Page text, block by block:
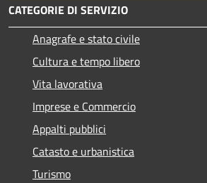
CATEGORIE DI SERVIZIO
Anagrafe e stato civile
Cultura e tempo libero
Vita lavorativa
Imprese e Commercio
Appalti pubblici
Catasto e urbanistica
Turismo